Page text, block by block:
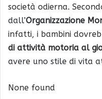
società odierna.
dall’Organizzazione
infatti, i bambini
di attività motoria al
avere uno stile di vita
None found